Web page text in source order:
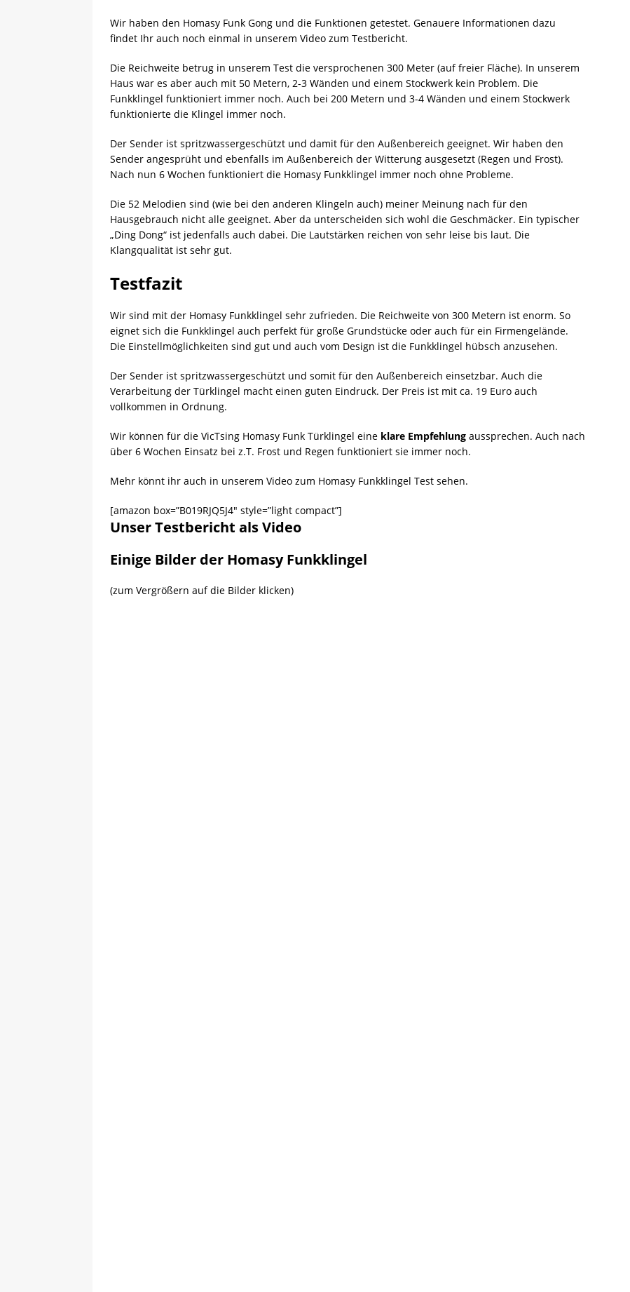
Wir haben den Homasy Funk Gong und die Funktionen getestet. Genauere Informationen dazu
findet Ihr auch noch einmal in unserem Video zum Testbericht.
Die Reichweite betrug in unserem Test die versprochenen 300 Meter (auf freier Fläche). In unserem
Haus war es aber auch mit 50 Metern, 2-3 Wänden und einem Stockwerk kein Problem. Die
Funkklingel funktioniert immer noch. Auch bei 200 Metern und 3-4 Wänden und einem Stockwerk
funktionierte die Klingel immer noch.
Der Sender ist spritzwassergeschützt und damit für den Außenbereich geeignet. Wir haben den
Sender angesprüht und ebenfalls im Außenbereich der Witterung ausgesetzt (Regen und Frost).
Nach nun 6 Wochen funktioniert die Homasy Funkklingel immer noch ohne Probleme.
Die 52 Melodien sind (wie bei den anderen Klingeln auch) meiner Meinung nach für den
Hausgebrauch nicht alle geeignet. Aber da unterscheiden sich wohl die Geschmäcker. Ein typischer
„Ding Dong“ ist jedenfalls auch dabei. Die Lautstärken reichen von sehr leise bis laut. Die
Klangqualität ist sehr gut.
Testfazit
Wir sind mit der Homasy Funkklingel sehr zufrieden. Die Reichweite von 300 Metern ist enorm. So
eignet sich die Funkklingel auch perfekt für große Grundstücke oder auch für ein Firmengelände.
Die Einstellmöglichkeiten sind gut und auch vom Design ist die Funkklingel hübsch anzusehen.
Der Sender ist spritzwassergeschützt und somit für den Außenbereich einsetzbar. Auch die
Verarbeitung der Türklingel macht einen guten Eindruck. Der Preis ist mit ca. 19 Euro auch
vollkommen in Ordnung.
Wir können für die VicTsing Homasy Funk Türklingel eine klare Empfehlung aussprechen. Auch nach
über 6 Wochen Einsatz bei z.T. Frost und Regen funktioniert sie immer noch.
Mehr könnt ihr auch in unserem Video zum Homasy Funkklingel Test sehen.
[amazon box=”B019RJQ5J4″ style=”light compact”]
Unser Testbericht als Video
Einige Bilder der Homasy Funkklingel
(zum Vergrößern auf die Bilder klicken)